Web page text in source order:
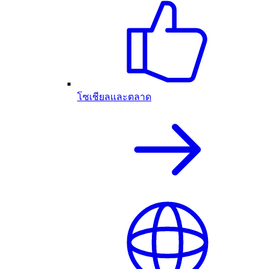
โซเชียลและตลาด